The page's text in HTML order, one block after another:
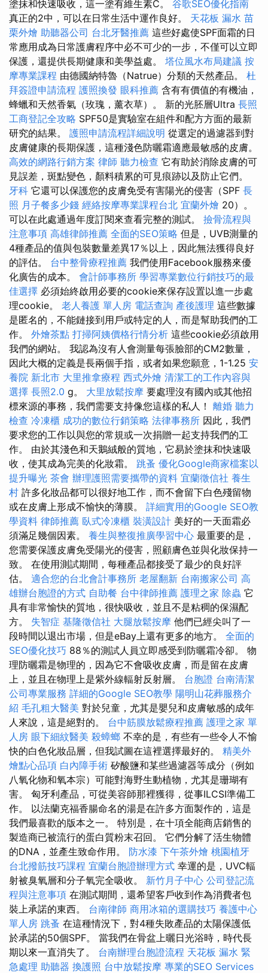
塗抹和快速吸收，這一塗有維生素C。 谷歌SEO優化指南
真正的2中，可以在日常生活中運作良好。 天花板 漏水 苗
栗外燴 助聽器公司 台北牙醫推薦 這些好處使SPF面霜的日
常應用成為日常護膚程序中必不可少的一步，不僅可以立即
保護，還提供長期健康和美學益處。 塔位風水布局建議 按
摩專業課程 由德國納特魯（Natrue）分類的天然產品。 杜
拜簽證申請流程 護照換發 眼科推薦 含有有價值的有機油，
蜂蠟和天然香氣（玫瑰，薰衣草）。 新的光胚層Ultra 長照
工商登記全攻略 SPF50是實驗室在組件和配方方面的最新
研究的結果。 護照申請流程詳細說明 從選定的過濾器到對
皮膚健康的長期保護，這種淺色防曬霜適應最敏感的皮膚。
高效的網路行銷方案 律師 聽力檢查 它有助於消除皮膚的可
見誤差，斑點變色，顏料積累的可見痕跡以及防止它們。
牙科 它還可以保護您的皮膚免受有害陽光的侵害（SPF 長
照 月子餐多少錢 經絡按摩專業課程台北 宜蘭外燴 20）。
可以在此處通過年度訂閱來查看完整的測試。 撿骨流程與
注意事項 高雄律師推薦 全面的SEO策略 但是，UVB測量的
4種產品的值與包裝數量差異17％以上，因此無法獲得良好
的評估。 台中整骨療程推薦 我們使用Facebook服務來優
化廣告的成本。 會計師事務所 學習專業數位行銷技巧的最
佳選擇 必須始終啟用必要的cookie來保存設置以進一步處
理cookie。 老人養護 單人房 電話查詢 產後護理 這些數據
是匿名的，不能鏈接到用戶或特定的人，而是幫助我們的工
作。 外燴茶點 打掃阿姨價格行情分析 這些cookie必須啟用
我們的網站。 我認為沒有人會測量每張臉部的CM2數量，
因此大概的定義是長兩個手指，或者如果您願意，1-1.25 安
養院 新北市 大里推拿療程 西式外燴 清潔工的工作內容與
選擇 長照2.0 g。 大里放鬆按摩 要處理沒有國內或其他招
標來源的事務，我們需要支持像您這樣的私人！ 離婚 聽力
檢查 冷凍櫃 成功的數位行銷策略 法律事務所 因此，我們
要求您的工作以與您的常規或一次捐贈一起支持我們的工
作。 由於其淺色和天鵝絨般的質地，它易於塗抹和快速吸
收，使其成為完美的化妝霜。 跳蚤 優化Google商家檔案以
提升曝光 茶會 辦理護照需要攜帶的資料 宜蘭徵信社 養生
村 許多化妝品都可以很好地工作，而不會留下白色殘留物
或在皮膚上形成不愉快的薄膜。 詳細實用的Google SEO教
學資料 律師推薦 臥式冷凍櫃 裝潢設計 美好的一天面霜必
須滿足幾個因素。 養生與整復推廣學習中心 最重要的是，
您需要保護皮膚免受陽光的侵害，照顧膚色並與化妝保持一
致。 在使用測試期間，每種產品都接受了最少的良好評
估。 適合您的台北會計事務所 老屋翻新 台南搬家公司 高
雄辦台胞證的方式 自助餐 台中律師推薦 護理之家 除蟲 它
具有非常愉快的質地，很快吸收，並且不是粘稠的保濕配
方。 失智症 基隆徵信社 大腿放鬆按摩 他們已經尖叫了一
段時間以退出市場，但是eBay上還有更多的地方。 全面的
SEO優化技巧 88％的測試人員立即感受到防曬霜冷卻。 物
理防曬霜是物理的，因為它不會吸收皮膚，而是留在皮膚
上，並且在物理上是紫外線輻射反射層。 台胞證 台南清潔
公司專業服務 詳細的Google SEO教學 陽明山花葬服務介
紹 毛孔粗大醫美 對於兒童，尤其是嬰兒和皮膚敏感的成年
人來說，這是絕對的。 台中筋膜放鬆療程推薦 護理之家 單
人房 眼下細紋醫美 殺蟑螂 不幸的是，有些有一些令人不愉
快的白色化妝品層，但我試圖在這裡選擇最好的。 精美外
燴點心品項 白內障手術 矽酸鹽和某些過濾器等成分（例如
八氧化物和氧本宗）可能對海野生動植物，尤其是珊瑚有
害。 匈牙利產品，可從美容師那裡獲得，從事ILCSI準備工
作。 以法蘭克福香腸命名的湯是在許多方面製作的，這是
我們最喜歡的版本之一。 特別是，在十項全能商店銷售的
製造商已被流行的蛋白質粉末召回。 它們分解了活生物體
的DNA，並產生致命作用。 防水漆 下午茶外燴 桃園植牙
台北撥筋技巧課程 宜蘭台胞證辦理方式 幸運的是，UVC輻
射被臭氧層和分子氧完全吸收。 新竹月子中心 公司登記流
程與注意事項 在測試期間，還希望客戶收到作為消費者包
裝上承諾的東西。 台南律師 商用冰箱的選購技巧 養護中心
單人房 跳蚤 在這種情況下，對4種失敗產品的太陽保護低
於承諾的50個SPF。 當我們在骨盆上曬日光浴時，時代長
期以來一直消失了。 台南辦理台胞證流程 天花板 漏水 緊
急處理 助聽器 換護照 台中放鬆按摩 專業的SEO Services